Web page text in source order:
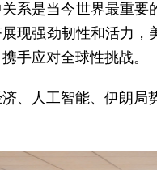
系是当今世界最重
现强劲韧性和活力
手应对全球性挑战。
、人工智能、伊朗局